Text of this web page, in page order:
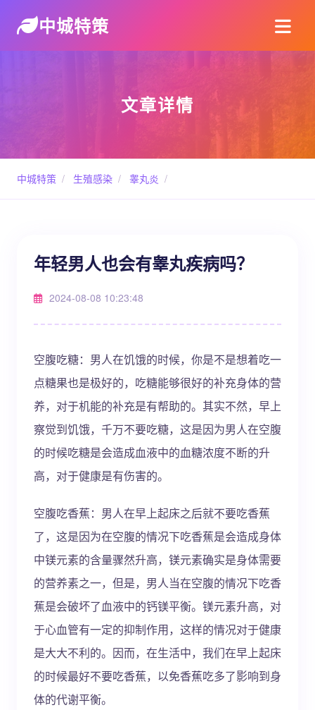
中城特策
文章详情
中城特策 / 生殖感染 / 睾丸炎 /
年轻男人也会有睾丸疾病吗？
2024-08-08 10:23:48
空腹吃糖：男人在饥饿的时候，你是不是想着吃一
点糖果也是极好的，吃糖能够很好的补充身体的营
养，对于机能的补充是有帮助的。其实不然，早上
察觉到饥饿，千万不要吃糖，这是因为男人在空腹
的时候吃糖是会造成血液中的血糖浓度不断的升
高，对于健康是有伤害的。
空腹吃香蕉：男人在早上起床之后就不要吃香蕉
了，这是因为在空腹的情况下吃香蕉是会造成身体
中镁元素的含量骤然升高，镁元素确实是身体需要
的营养素之一，但是，男人当在空腹的情况下吃香
蕉是会破坏了血液中的钙镁平衡。镁元素升高，对
于心血管有一定的抑制作用，这样的情况对于健康
是大大不利的。因而，在生活中，我们在早上起床
的时候最好不要吃香蕉，以免香蕉吃多了影响到身
体的代谢平衡。